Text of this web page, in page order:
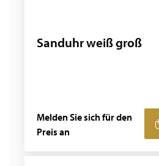
Sanduhr weiß groß
Melden Sie sich für den
Preis an